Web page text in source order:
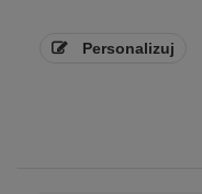
Personalizuj